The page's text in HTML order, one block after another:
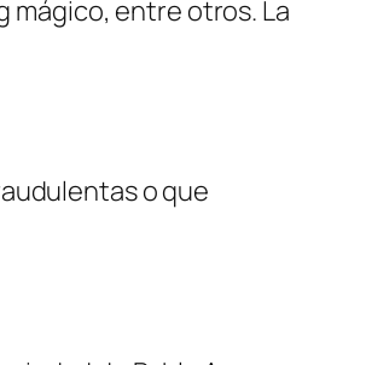
mágico, entre otros. La
o que